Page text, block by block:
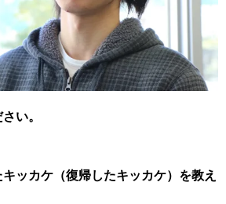
い。
ッカケ（復帰したキッカケ）を教え